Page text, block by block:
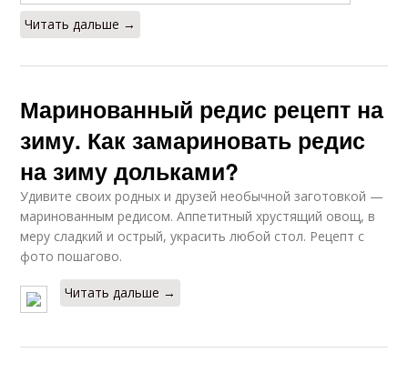
Читать дальше →
Маринованный редис рецепт на
зиму. Как замариновать редис
на зиму дольками?
Удивите своих родных и друзей необычной заготовкой —
маринованным редисом. Аппетитный хрустящий овощ, в
меру сладкий и острый, украсить любой стол. Рецепт с
фото пошагово.
Читать дальше →